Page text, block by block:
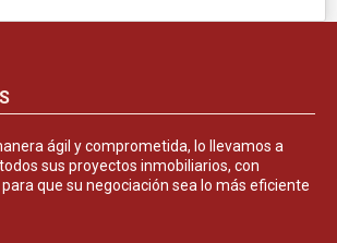
ágil y comprometida, lo llevamos a
sus proyectos inmobiliarios, con
que su negociación sea lo más eficiente